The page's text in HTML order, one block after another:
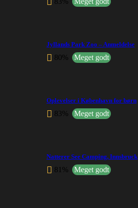
Jyllands Park Zoo – Anmeldelse
80% Meget godt
Oplevelser i København for børn
83% Meget godt
Natterer See Camping, Innsbruck
81% Meget godt